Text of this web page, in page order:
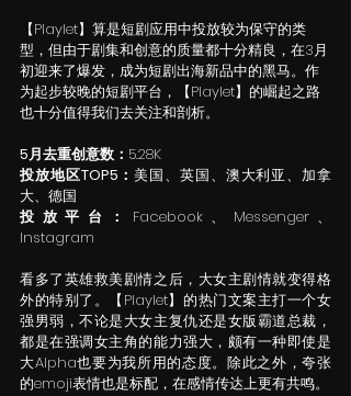
【Playlet】算是短剧应用中投放较为保守的类
型，但由于剧集和创意的质量都十分精良，在3月
初迎来了爆发，成为短剧出海新品中的黑马。作
为起步较晚的短剧平台，【Playlet】的崛起之路
也十分值得我们去关注和剖析。
5月去重创意数： 5.28K
投放地区TOP5：美国、英国、澳大利亚、加拿
大、德国
投放平台： Facebook、Messenger、
Instagram
看多了英雄救美剧情之后，大女主剧情就变得格
外的特别了。【Playlet】的热门文案主打一个女
强男弱，不论是大女主复仇还是女版霸道总裁，
都是在强调女主角的能力强大，颇有一种即使是
大Alpha也要为我所用的态度。除此之外，夸张
的emoji表情也是标配，在感情传达上更有共鸣。